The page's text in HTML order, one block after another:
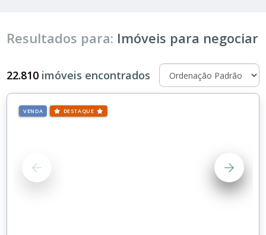
Resultados para: Imóveis para negociar
22.810 imóveis encontrados
VENDA DESTAQUE